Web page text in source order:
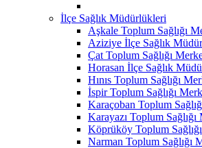
İlçe Sağlık Müdürlükleri
Aşkale Toplum Sağlığı
Aziziye İlçe Sağlık
Çat Toplum Sağlığı
Horasan İlçe Sağlık
Hınıs Toplum Sağlığı
İspir Toplum Sağlığı
Karaçoban Toplum
Karayazı Toplum Sağlığı
Köprüköy Toplum
Narman Toplum Sağlığı